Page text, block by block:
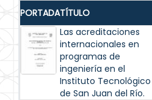
PORTADATÍTULO
Las acreditaciones
internacionales en
programas de
ingeniería en el
Instituto Tecnológico
de San Juan del Río.